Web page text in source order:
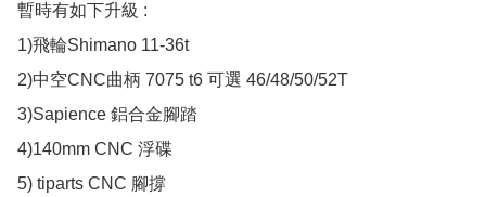
暫時有如下升級 :
1)飛輪Shimano 11-36t
2)中空CNC曲柄 7075 t6 可選 46/48/50/52T
3)Sapience 鋁合金腳踏
4)140mm CNC 浮碟
5) tiparts CNC 腳撐